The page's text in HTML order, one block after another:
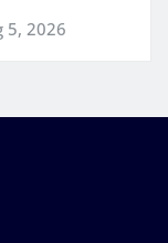
5, 2026